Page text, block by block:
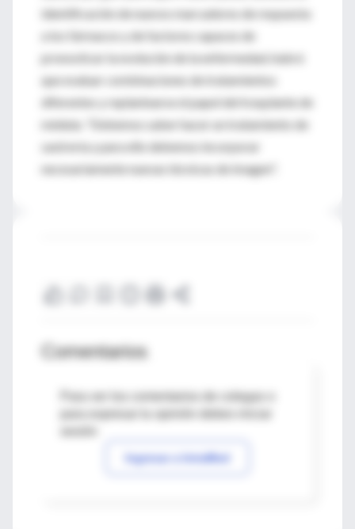
identificación de nuevos marcadores de respuesta
a los fármacos y de factores capaces de
pronosticar la evolución de la enfermedad, habrá
que evaluar combinaciones de tratamientos
diferentes y replantearse el papel del trasplante de
médula. "Debemos saber hacer un tratamiento de
sastrería y para ello debemos incorporar
necesariamente nuevas técnicas de imagen".
Comentarios
Para ver los comentarios de colegas o
Ingresar a IntraMed